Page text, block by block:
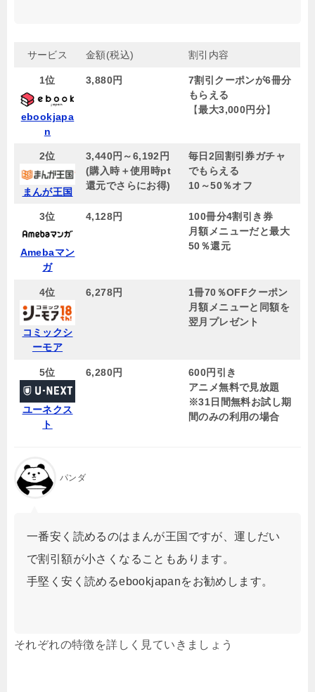
サービス 金額(税込) 割引内容
1位
ebookjapa
n
3,880円
7割引クーポンが6冊分
もらえる
【最大3,000円分】
2位
まんが王国
3,440円～6,192円
(購入時＋使用時pt
還元でさらにお得)
毎日2回割引券ガチャ
でもらえる
10～50％オフ
3位
Amebaマン
ガ
4,128円
100冊分4割引き券
月額メニューだと最大
50％還元
4位
コミックシ
ーモア
6,278円
1冊70％OFFクーポン
月額メニューと同額を
翌月プレゼント
5位
ユーネクス
ト
6,280円
600円引き
アニメ無料で見放題
※31日間無料お試し期
間のみの利用の場合
パンダ
一番安く読めるのはまんが王国ですが、運しだい
で割引額が小さくなることもあります。
手堅く安く読めるebookjapanをお勧めします。
それぞれの特徴を詳しく見ていきましょう